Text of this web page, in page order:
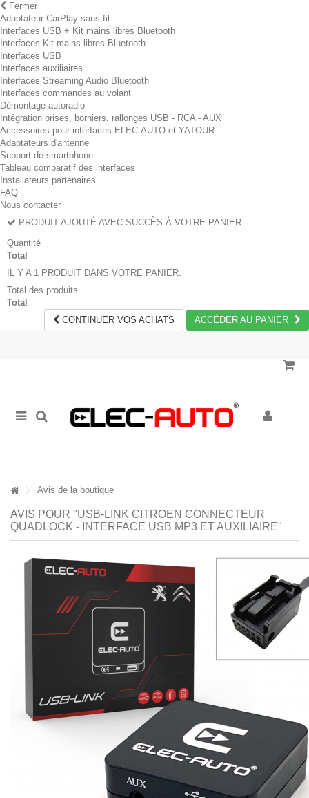
Fermer
Adaptateur CarPlay sans fil
Interfaces USB + Kit mains libres Bluetooth
Interfaces Kit mains libres Bluetooth
Interfaces USB
Interfaces auxiliaires
Interfaces Streaming Audio Bluetooth
Interfaces commandes au volant
Démontage autoradio
Intégration prises, borniers, rallonges USB - RCA - AUX
Accessoires pour interfaces ELEC-AUTO et YATOUR
Adaptateurs d'antenne
Support de smartphone
Tableau comparatif des interfaces
Installateurs partenaires
FAQ
Nous contacter
PRODUIT AJOUTÉ AVEC SUCCÈS À VOTRE PANIER
Quantité
Total
IL Y A 1 PRODUIT DANS VOTRE PANIER.
Total des produits
Total
CONTINUER VOS ACHATS
ACCÉDER AU PANIER
Avis de la boutique
AVIS POUR "USB-LINK CITROEN CONNECTEUR
QUADLOCK - INTERFACE USB MP3 ET AUXILIAIRE"